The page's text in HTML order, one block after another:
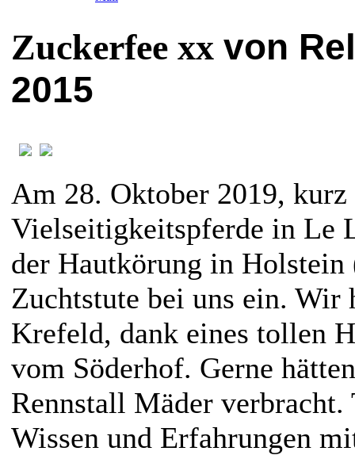
Zuckerfee xx von
2015
Am 28. Oktober 2019,
Vielseitigkeitspferde in Le
der Hautkörung in
Zuchtstute bei uns ein. Wir
Krefeld, dank eines tollen
vom Söderhof. Gerne
Rennstall Mäder
Wissen und Erfahrungen